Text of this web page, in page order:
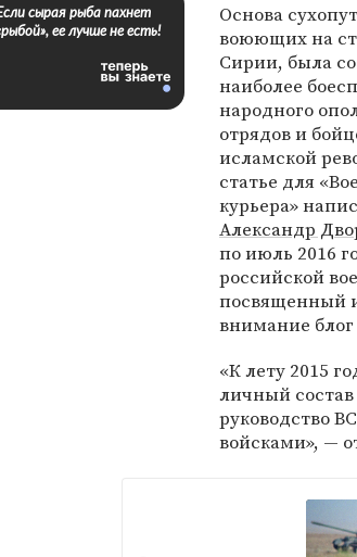
Основа
воюющих на
Сирии, была
наиболее
народного
отрядов и
исламской
статье для
курьера»
Александр
по июль 2016
российской
посвященный
внимание блог
«К лету 2015
личный
руководство
войсками», —
сырая рыба пахнет
ее лучше не есть!